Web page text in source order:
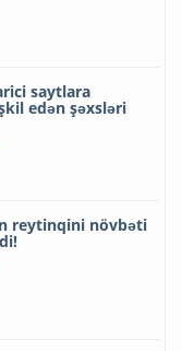
saytlara
edən şəxsləri
reytinqini növbəti